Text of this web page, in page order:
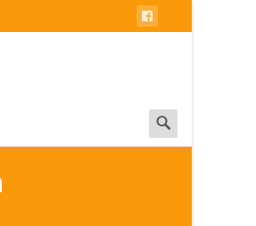
Search
for: